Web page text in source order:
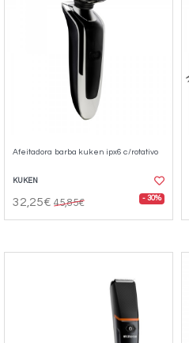
Afeitadora barba kuken ipx6 c/rotativo
KUKEN
32,25€ 45,85€ - 30%